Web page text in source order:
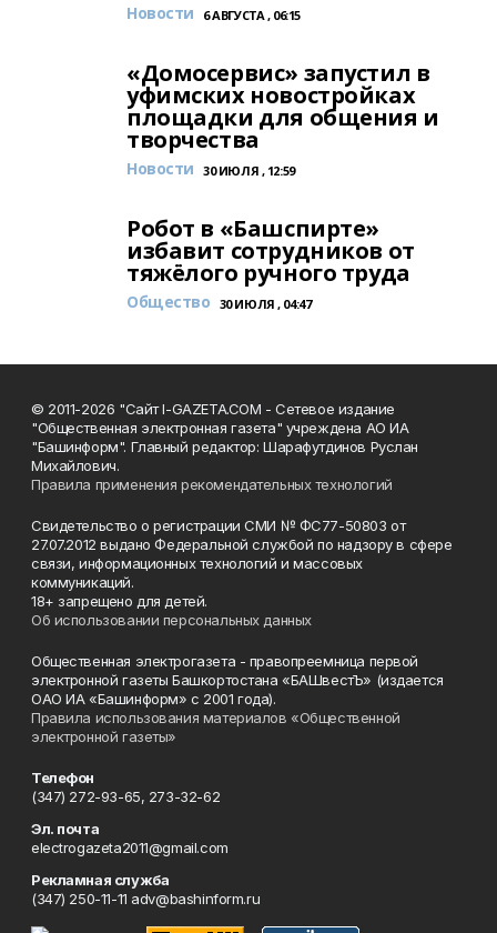
Новости 6 АВГУСТА , 06:15
«Домосервис» запустил в
уфимских новостройках
площадки для общения и
творчества
Новости 30 ИЮЛЯ , 12:59
Робот в «Башспирте»
избавит сотрудников от
тяжёлого ручного труда
Общество 30 ИЮЛЯ , 04:47
© 2011-2026 "Сайт I-GAZETA.COM - Сетевое издание
"Общественная электронная газета" учреждена АО ИА
"Башинформ". Главный редактор: Шарафутдинов Руслан
Михайлович.
Правила применения рекомендательных технологий
Свидетельство о регистрации СМИ № ФС77-50803 от
27.07.2012 выдано Федеральной службой по надзору в сфере
связи, информационных технологий и массовых
коммуникаций.
18+ запрещено для детей.
Об использовании персональных данных
Общественная электрогазета - правопреемница первой
электронной газеты Башкортостана «БАШвестЪ» (издается
ОАО ИА «Башинформ» с 2001 года).
Правила использования материалов «Общественной
электронной газеты»
Телефон
(347) 272-93-65, 273-32-62
Эл. почта
electrogazeta2011@gmail.com
Рекламная служба
(347) 250-11-11 adv@bashinform.ru